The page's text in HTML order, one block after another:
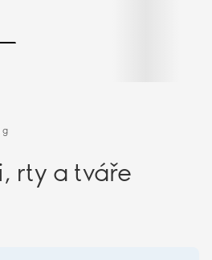
rty a tváře
g